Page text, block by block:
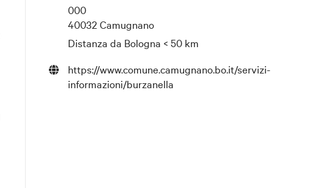
000
40032 Camugnano
Distanza da Bologna < 50 km
https://www.comune.camugnano.bo.it/servizi-
informazioni/burzanella